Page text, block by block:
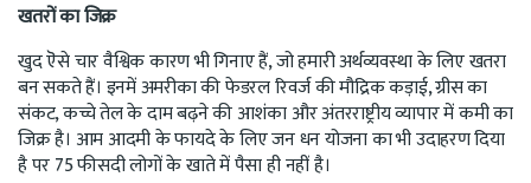
खतरों का जिक्र
खुद ऎसे चार वैश्विक कारण भी गिनाए हैं, जो हमारी अर्थव्यवस्था के लिए खतरा
बन सकते हैं। इनमें अमरीका की फेडरल रिवर्ज की मौद्रिक कड़ाई, ग्रीस का
संकट, कच्चे तेल के दाम बढ़ने की आशंका और अंतरराष्ट्रीय व्यापार में कमी का
जिक्र है। आम आदमी के फायदे के लिए जन धन योजना का भी उदाहरण दिया
है पर 75 फीसदी लोगों के खाते में पैसा ही नहीं है।